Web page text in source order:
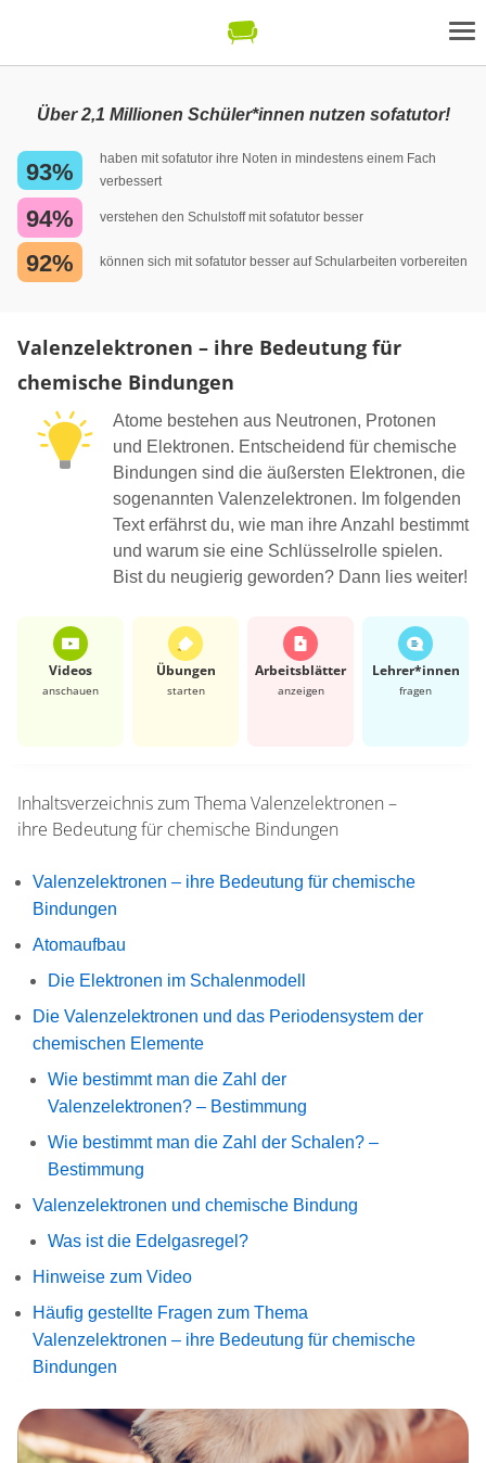
Über 2,1 Millionen Schüler*innen nutzen sofatutor!
93%
haben mit sofatutor ihre Noten in mindestens einem Fach
verbessert
94% verstehen den Schulstoff mit sofatutor besser
92% können sich mit sofatutor besser auf Schularbeiten vorbereiten
Valenzelektronen – ihre Bedeutung für
chemische Bindungen
Atome bestehen aus Neutronen, Protonen
und Elektronen. Entscheidend für chemische
Bindungen sind die äußersten Elektronen, die
sogenannten Valenzelektronen. Im folgenden
Text erfährst du, wie man ihre Anzahl bestimmt
und warum sie eine Schlüsselrolle spielen.
Bist du neugierig geworden? Dann lies weiter!
Videos
anschauen
Übungen
starten
Arbeits­blätter
anzeigen
Lehrer*​innen
fragen
Inhaltsverzeichnis zum ThemaValenzelektronen –
ihre Bedeutung für chemische Bindungen
Valenzelektronen – ihre Bedeutung für chemische
Bindungen
Atomaufbau
Die Elektronen im Schalenmodell
Die Valenzelektronen und das Periodensystem der
chemischen Elemente
Wie bestimmt man die Zahl der
Valenzelektronen? – Bestimmung
Wie bestimmt man die Zahl der Schalen? –
Bestimmung
Valenzelektronen und chemische Bindung
Was ist die Edelgasregel?
Hinweise zum Video
Häufig gestellte Fragen zum Thema
Valenzelektronen – ihre Bedeutung für chemische
Bindungen